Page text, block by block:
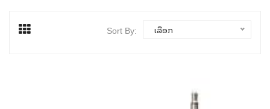
Sort By: ເລືອກ